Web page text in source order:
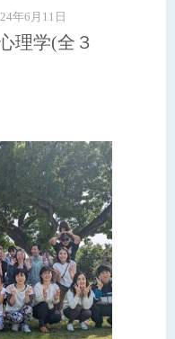
年6月11日
理学(全３